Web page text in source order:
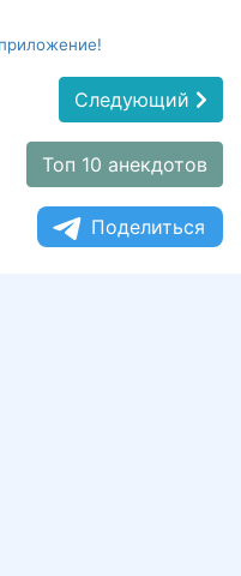
Следующий
Топ 10 анекдотов
Поделиться